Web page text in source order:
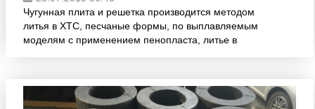
Чугунная плита и решетка производится методом
литья в ХТС, песчаные формы, по выплавляемым
моделям с применением пенопласта, литье в